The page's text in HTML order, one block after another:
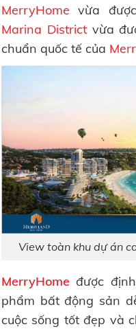
MerryHome vừa
Marina Districtvừa
chuẩn quốc tế của
View toàn khu dự án
MerryHome được
phẩm bất động sản
cuộc sống tốt đẹp và